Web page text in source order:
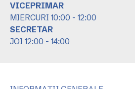
VICEPRIMAR
MIERCURI 10:00 - 12:00
SECRETAR
JOI 12:00 - 14:00